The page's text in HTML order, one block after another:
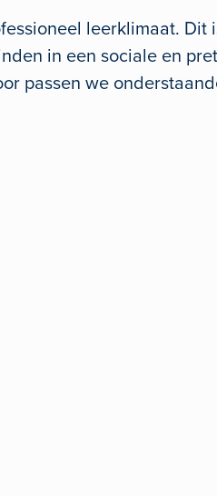
leerklimaat.
in een sociale en
passen we